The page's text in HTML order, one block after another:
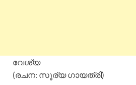
വേശ്യ
(രചന: സൂര്യ ഗായത്രി)